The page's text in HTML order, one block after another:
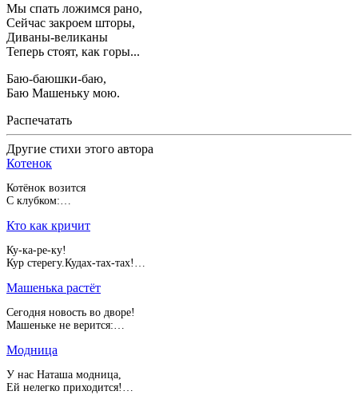
Мы спать ложимся рано,
Сейчас закроем шторы,
Диваны-великаны
Теперь стоят, как горы...
Баю-баюшки-баю,
Баю Машеньку мою.
Распечатать
Другие стихи этого автора
Котенок
Котёнок возится
С клубком:…
Кто как кричит
Ку-ка-ре-ку!
Кур стерегу.Кудах-тах-тах!…
Машенька растёт
Сегодня новость во дворе!
Машеньке не верится:…
Модница
У нас Наташа модница,
Ей нелегко приходится!…